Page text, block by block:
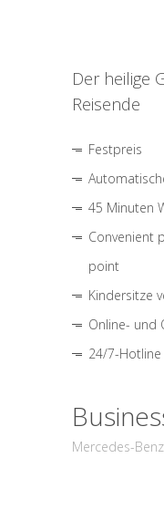
Der heilige
Reisende
Festpreis
45 Minuten
Convenient
point
Kindersitze
Online- und
24/7-Hotline
Mercedes-